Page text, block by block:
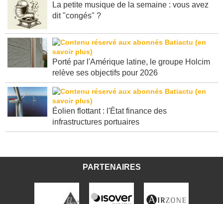
La petite musique de la semaine : vous avez
dit "congés" ?
Porté par l'Amérique latine, le groupe Holcim
relève ses objectifs pour 2026
Éolien flottant : l'État finance des
infrastructures portuaires
PARTENAIRES